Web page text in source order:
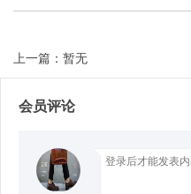
Bo
上一篇：暂无
会员评论